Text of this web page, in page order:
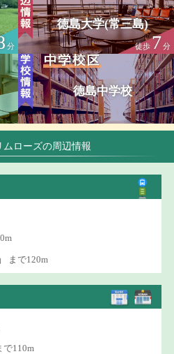
分
徳島大学(常三島)
徒歩7分
徳島中学校
ムローズの周辺情報
まで120m
で110m